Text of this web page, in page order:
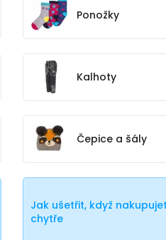
Ponožky
Kalhoty
Čepice a šály
Jak ušetřit, když
chytře